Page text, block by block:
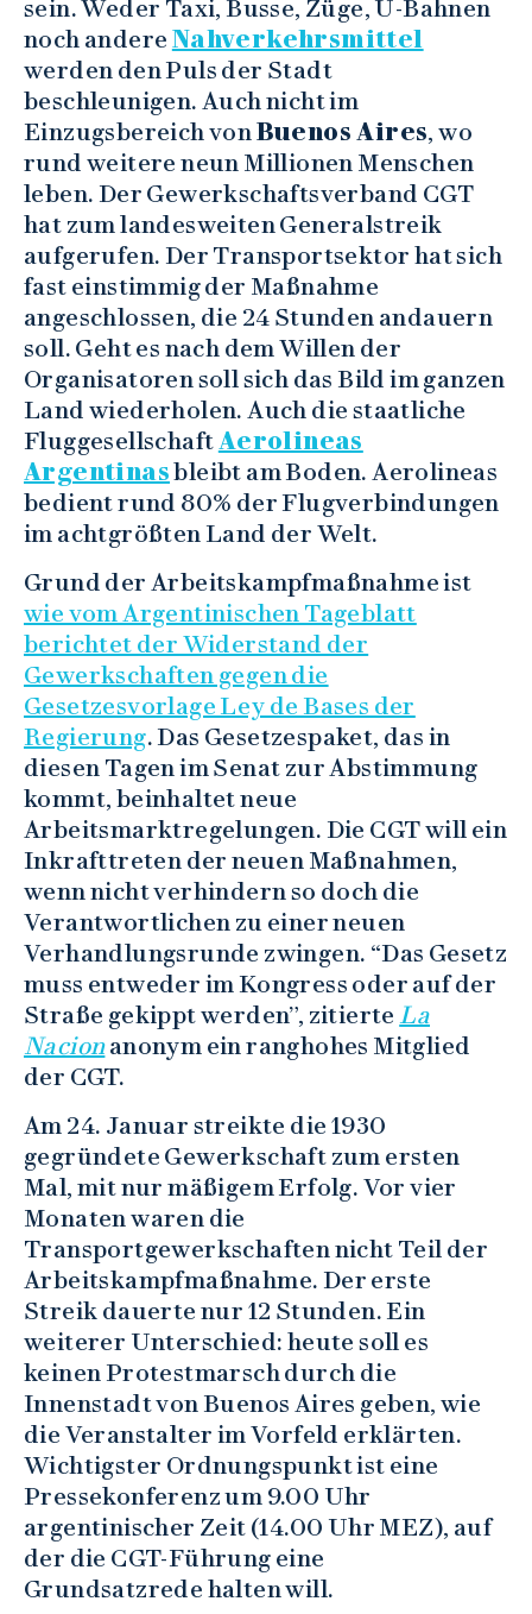
sein. Weder Taxi, Busse, Züge, U-Bahnen
noch andere Nahverkehrsmittel
werden den Puls der Stadt
beschleunigen. Auch nicht im
Einzugsbereich vonBuenos Aires, wo
rund weitere neun Millionen Menschen
leben. Der Gewerkschaftsverband CGT
hat zum landesweiten Generalstreik
aufgerufen. Der Transportsektor hat sich
fast einstimmig der Maßnahme
angeschlossen, die 24 Stunden andauern
soll. Geht es nach dem Willen der
Organisatoren soll sich das Bild im ganzen
Land wiederholen. Auch die staatliche
FluggesellschaftAerolineas
Argentinasbleibt am Boden. Aerolineas
bedient rund 80% der Flugverbindungen
im achtgrößten Land der Welt.
Grund der Arbeitskampfmaßnahme ist
wie vom Argentinischen Tageblatt
berichtet der Widerstand der
Gewerkschaften gegen die
Gesetzesvorlage Ley de Bases der
Regierung. Das Gesetzespaket, das in
diesen Tagen im Senat zur Abstimmung
kommt, beinhaltet neue
Arbeitsmarktregelungen. Die CGT will ein
Inkrafttreten der neuen Maßnahmen,
wenn nicht verhindern so doch die
Verantwortlichen zu einer neuen
Verhandlungsrunde zwingen. “Das Gesetz
muss entweder im Kongress oder auf der
Straße gekippt werden”, zitierteLa
Nacionanonym ein ranghohes Mitglied
der CGT.
Am 24. Januar streikte die 1930
gegründete Gewerkschaft zum ersten
Mal, mit nur mäßigem Erfolg. Vor vier
Monaten waren die
Transportgewerkschaften nicht Teil der
Arbeitskampfmaßnahme. Der erste
Streik dauerte nur 12 Stunden. Ein
weiterer Unterschied: heute soll es
keinen Protestmarsch durch die
Innenstadt von Buenos Aires geben, wie
die Veranstalter im Vorfeld erklärten.
Wichtigster Ordnungspunkt ist eine
Pressekonferenz um 9.00 Uhr
argentinischer Zeit (14.00 Uhr MEZ), auf
der die CGT-Führung eine
Grundsatzrede halten will.